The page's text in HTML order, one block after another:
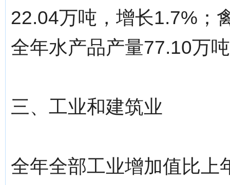
22.04万吨，增长1.7%；
全年水产品产量77.10万
三、工业和建筑业
全年全部工业增加值比上